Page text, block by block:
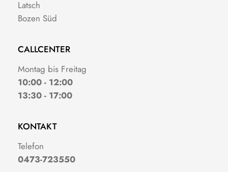
Latsch
Bozen Süd
CALLCENTER
Montag bis Freitag
10:00 - 12:00
13:30 - 17:00
KONTAKT
Telefon
0473-723550